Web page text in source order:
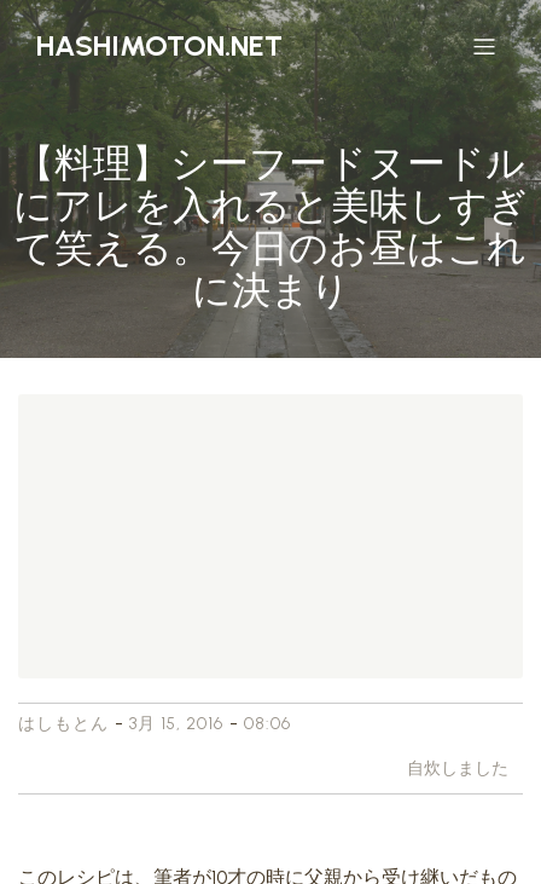
HASHIMOTON.NET
【料理】シーフードヌードル
にアレを入れると美味しすぎ
て笑える。今日のお昼はこれ
に決まり
はしもとん - 3月 15, 2016 - 08:06
自炊しました
このレシピは、筆者が10才の時に父親から受け継いだもの